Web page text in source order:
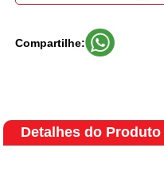
Compartilhe:
Detalhes do Produto